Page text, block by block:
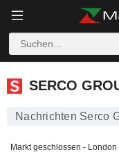
SERCO GROUP
SERCO
Nachrichten Serco
Markt geschlossen - London